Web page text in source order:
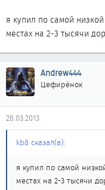
я купил по самой
местах на 2-3 тысячи
Andrew444
Цефирёнок
28.03.2013
kb8 сказал(а):
я купил по самой
местах на 2-3 тысячи